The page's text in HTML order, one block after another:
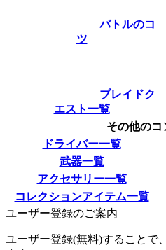
バトルのコ
ツ
ブレイドク
エスト一覧
その他のコ
ドライバー一覧
武器一覧
アクセサリー一覧
コレクションアイテム一覧
ユーザー登録のご案内
ユーザー登録(無料)することで